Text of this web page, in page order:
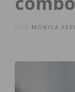
MÓNICA